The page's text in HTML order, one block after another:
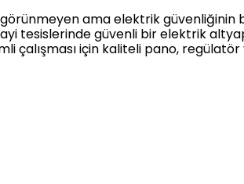
ama elektrik
tesislerinde güvenli bir elektrik
çalışması için kaliteli pano,